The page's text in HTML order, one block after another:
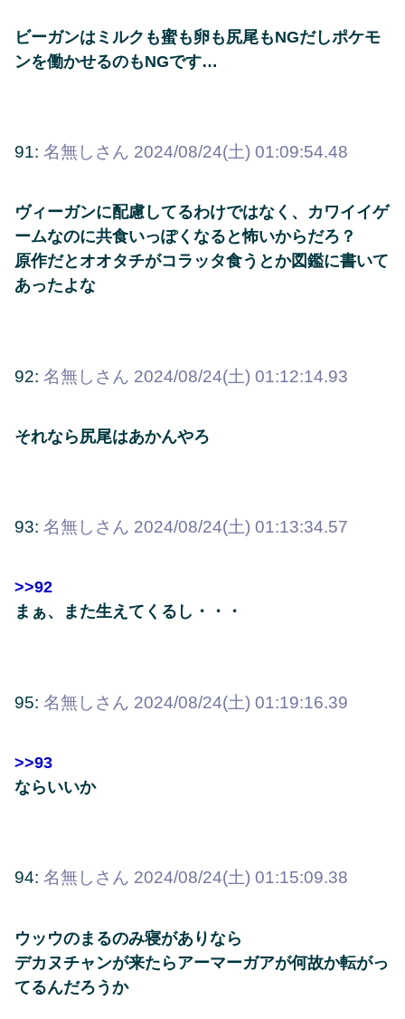
ビーガンはミルクも蜜も卵も尻尾もNGだしポケモ
ンを働かせるのもNGです…
91: 名無しさん 2024/08/24(土) 01:09:54.48
ヴィーガンに配慮してるわけではなく、カワイイゲ
ームなのに共食いっぽくなると怖いからだろ？
原作だとオオタチがコラッタ食うとか図鑑に書いて
あったよな
92: 名無しさん 2024/08/24(土) 01:12:14.93
それなら尻尾はあかんやろ
93: 名無しさん 2024/08/24(土) 01:13:34.57
>>92
まぁ、また生えてくるし・・・
95: 名無しさん 2024/08/24(土) 01:19:16.39
>>93
ならいいか
94: 名無しさん 2024/08/24(土) 01:15:09.38
ウッウのまるのみ寝がありなら
デカヌチャンが来たらアーマーガアが何故か転がっ
てるんだろうか